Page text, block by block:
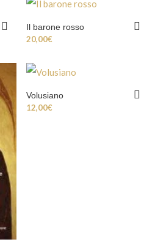
Il barone rosso
20,00€
Volusiano
12,00€